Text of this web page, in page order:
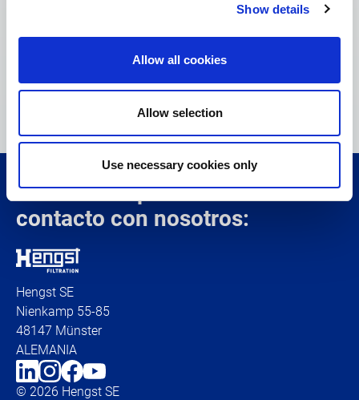
Show details
Allow all cookies
Allow selection
Use necessary cookies only
sterileprocessfiltration[at]hengst.de
No dude en ponerse en
contacto con nosotros:
Hengst SE
Nienkamp 55-85
48147 Münster
ALEMANIA
© 2026 Hengst SE